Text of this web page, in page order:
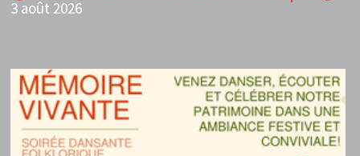
3 août 2026